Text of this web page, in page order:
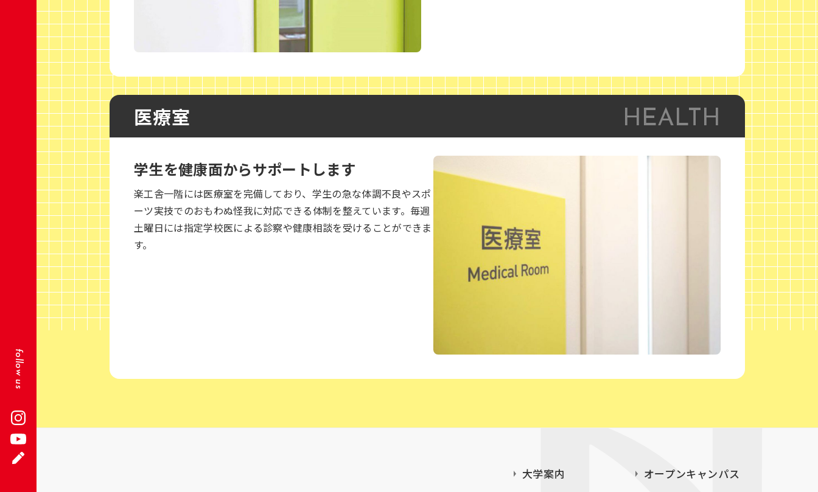
医療室
学生を健康面からサポートします
楽工舎一階には医療室を完備しており、学生の急な体調不良やスポ
ーツ実技でのおもわぬ怪我に対応できる体制を整えています。毎週
土曜日には指定学校医による診察や健康相談を受けることができま
す。
大学案内
オープンキャンパス
follow us